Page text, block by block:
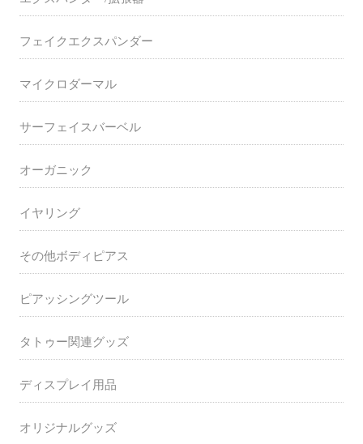
フェイクエクスパンダー
マイクロダーマル
サーフェイスバーベル
オーガニック
イヤリング
その他ボディピアス
ピアッシングツール
タトゥー関連グッズ
ディスプレイ用品
オリジナルグッズ